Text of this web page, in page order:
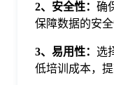
2、安全性： 确
保障数据的安全
3、易用性： 选
低培训成本，提